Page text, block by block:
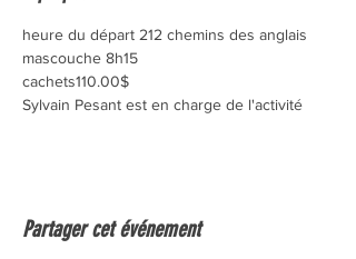
heure du départ 212 chemins des anglais
mascouche 8h15
cachets110.00$
Sylvain Pesant est en charge de l'activité
Partager cet événement